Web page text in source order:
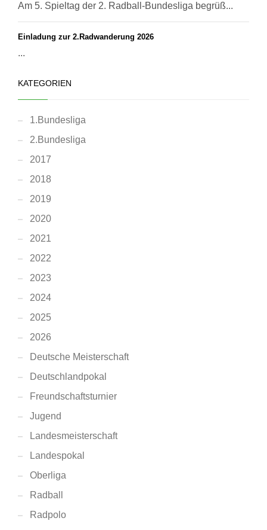
Am 5. Spieltag der 2. Radball-Bundesliga begrüß...
Einladung zur 2.Radwanderung 2026
...
KATEGORIEN
1.Bundesliga
2.Bundesliga
2017
2018
2019
2020
2021
2022
2023
2024
2025
2026
Deutsche Meisterschaft
Deutschlandpokal
Freundschaftsturnier
Jugend
Landesmeisterschaft
Landespokal
Oberliga
Radball
Radpolo